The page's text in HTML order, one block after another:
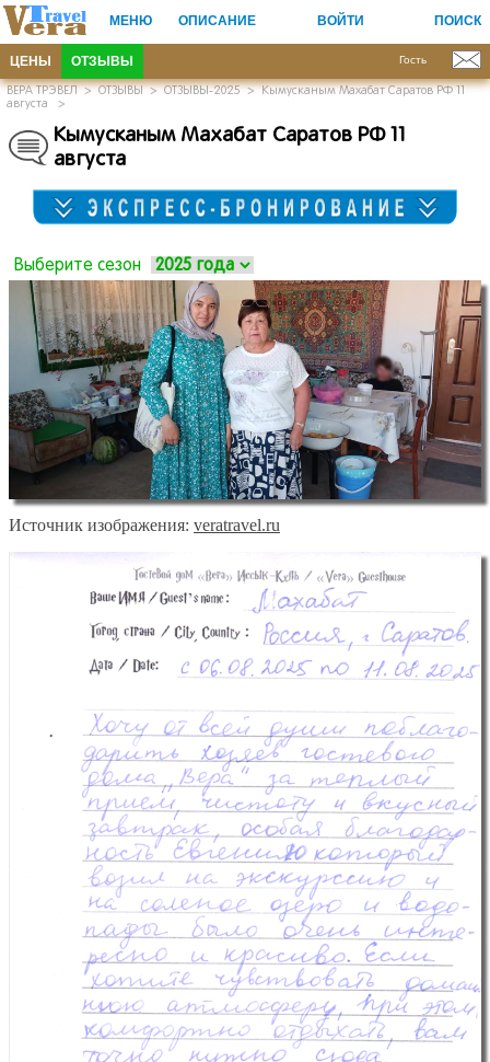
МЕНЮ ОПИСАНИЕ ВОЙТИ ПОИСК
ЦЕНЫ ОТЗЫВЫ Гость
ВЕРА ТРЭВЕЛ>ОТЗЫВЫ>ОТЗЫВЫ-2025>Кымусканым Махабат Саратов РФ 11
августа
>
Кымусканым Махабат Саратов РФ 11
августа
Выберите сезон
Источник изображения: veratravel.ru